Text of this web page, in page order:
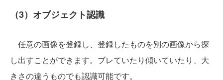
（3）オブジェクト認識
任意の画像を登録し、登録したものを別の画像から探
し出すことができます。ブレていたり傾いていたり、大
きさの違うものでも認識可能です。